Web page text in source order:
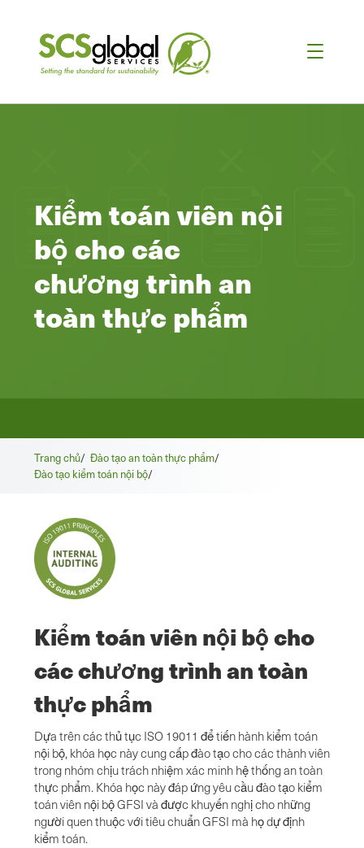
Kiểm toán viên nội
bộ cho các
chương trình an
toàn thực phẩm
Trang chủ/ Đào tạo an toàn thực phẩm/
Đào tạo kiểm toán nội bộ/
Kiểm toán viên nội bộ cho
các chương trình an toàn
thực phẩm
Dựa trên các thủ tục ISO 19011 để tiến hành kiểm toán
nội bộ, khóa học này cung cấp đào tạo cho các thành viên
trong nhóm chịu trách nhiệm xác minh hệ thống an toàn
thực phẩm. Khóa học này đáp ứng yêu cầu đào tạo kiểm
toán viên nội bộ GFSI và được khuyến nghị cho những
người quen thuộc với tiêu chuẩn GFSI mà họ dự định
kiểm toán.